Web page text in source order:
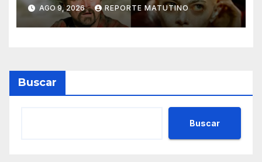
AGO 9, 2026 REPORTE MATUTINO
Buscar
Buscar